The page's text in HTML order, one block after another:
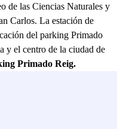
de las Ciencias Naturales y
Carlos. La estación de
del parking Primado
y el centro de la ciudad de
Primado Reig.